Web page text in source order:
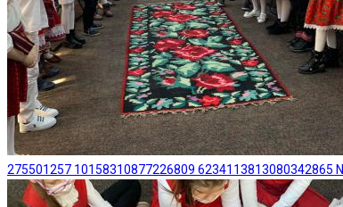
275501257 10158310877226809 6234113813080342865 N